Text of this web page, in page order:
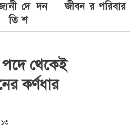
নী
তি
দে
শ
দন
জীবন র পরিবার
থেকেই
কর্ণধার